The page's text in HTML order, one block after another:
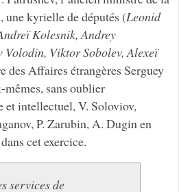
une kyrielle de députés (Leonid
Kolesnik, Andrey
Viktor Sobolev, Alexeï
des Affaires étrangères Serguey
sans oublier
et intellectuel, V. Soloviov,
P. Zarubin, A. Dugin en
cet exercice.
services de